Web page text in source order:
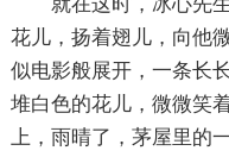
花儿，扬着翅儿，向他
似电影般展开，一条长
堆白色的花儿，微微笑
上，雨晴了，茅屋里的